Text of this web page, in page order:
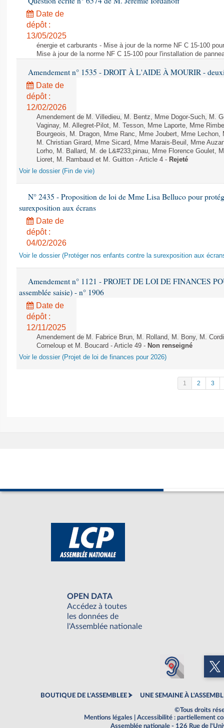
Date de
dépôt :
13/05/2025
énergie et carburants - Mise à jour de la norme NF C 15-100
Mise à jour de la norme NF C 15-100 pour l'installation de
Amendement n° 1535 - DROIT À L'AIDE À MOURIR -
Date de
dépôt :
12/02/2026
Amendement de M. Villedieu, M. Bentz, Mme Dogor-Such, M.
Vaginay, M. Allegret-Pilot, M. Tesson, Mme Laporte, Mme
Bourgeois, M. Dragon, Mme Ranc, Mme Joubert, Mme
M. Christian Girard, Mme Sicard, Mme Marais-Beuil, Mme
Lorho, M. Ballard, M. de L&#233;pinau, Mme Florence Goulet,
Lioret, M. Rambaud et M. Guitton - Article 4 - Rejeté
Voir le dossier (Fin de vie)
N° 2435 - Proposition de loi de Mme Lisa Belluco pour
surexposition aux écrans
Date de
dépôt :
04/02/2026
Voir le dossier (Protéger nos enfants contre la surexposition aux
Amendement n° 1121 - PROJET DE LOI DE FINANCES
assemblée saisie) - n° 1906
Date de
dépôt :
12/11/2025
Amendement de M. Fabrice Brun, M. Rolland, M. Bony, M.
Corneloup et M. Boucard - Article 49 - Non renseigné
Voir le dossier (Projet de loi de finances pour 2026)
1 2 3
OPEN DATA
Accédez à toutes
les données de
l'Assemblée nationale
BOUTIQUE DE L'ASSEMBLEE UNE SEMAINE À
©Tous droits
Mentions légales
Accessibilité : partiellement
Assemblée nationale - 126 Rue de